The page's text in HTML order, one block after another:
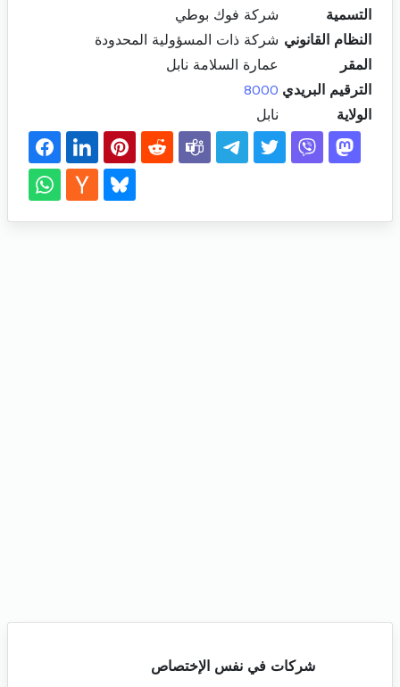
التسمية
شركة فوك بوطي
النظام القانوني شركة ذات المسؤولية المحدودة
المقر
عمارة السلامة نابل
الترقيم البريدي 8000
الولاية
نابل
شركات في نفس الإختصاص